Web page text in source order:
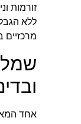
זורמות
ללא
מרכזיים
אחד